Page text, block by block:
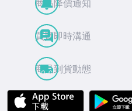
商品降價通知
買賣即時溝通
商品到貨動態
APP Store